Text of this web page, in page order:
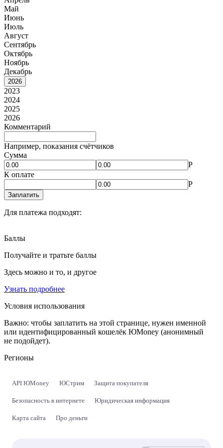
Май
Июнь
Июль
Август
Сентябрь
Октябрь
Ноябрь
Декабрь
2026
2023
2024
2025
2026
Комментарий
Например, показания счётчиков
Сумма
Р
К оплате
Р
Заплатить
Для платежа подходят:
Баллы
Получайте и тратьте баллы
Здесь можно и то, и другое
Узнать подробнее
Условия использования
Важно: чтобы заплатить на этой странице, нужен именной
или идентифицированный кошелёк ЮMoney (анонимный
не подойдет).
Регионы
API ЮMoney ЮСтрим Защита покупателя
Безопасность в интернете Юридическая информация
Карта сайта Про деньги